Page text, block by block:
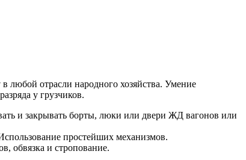
любой отрасли народного хозяйства. Умение
у грузчиков.
и закрывать борты, люки или двери ЖД вагонов или
простейших механизмов.
обвязка и стропование.